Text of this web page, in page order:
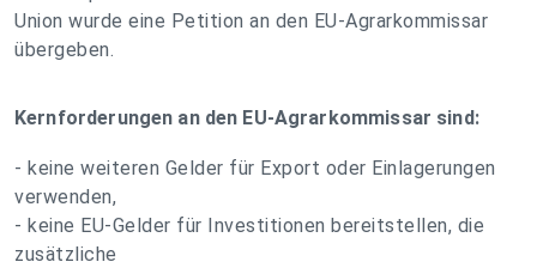
Union wurde eine Petition an den EU-Agrarkommissar
übergeben.
Kernforderungen an den EU-Agrarkommissar sind:
- keine weiteren Gelder für Export oder Einlagerungen
verwenden,
- keine EU-Gelder für Investitionen bereitstellen, die
zusätzliche